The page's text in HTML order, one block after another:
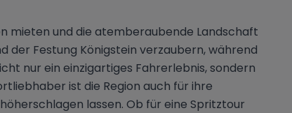
mieten und die atemberaubende Landschaft
der Festung Königstein verzaubern, während
nur ein einzigartiges Fahrerlebnis, sondern
ist die Region auch für ihre
lassen. Ob für eine Spritztour